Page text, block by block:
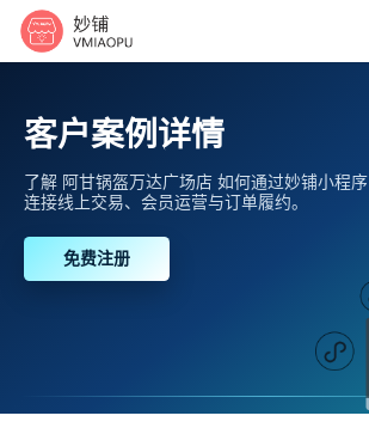
客户案例详情
了解 阿甘锅盔万达广场店 如何通过妙铺小程序
连接线上交易、会员运营与订单履约。
免费注册